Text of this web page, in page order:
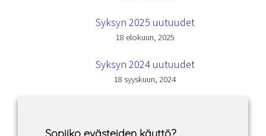
Syksyn 2025 uutuudet
18 elokuun, 2025
Syksyn 2024 uutuudet
18 syyskuun, 2024